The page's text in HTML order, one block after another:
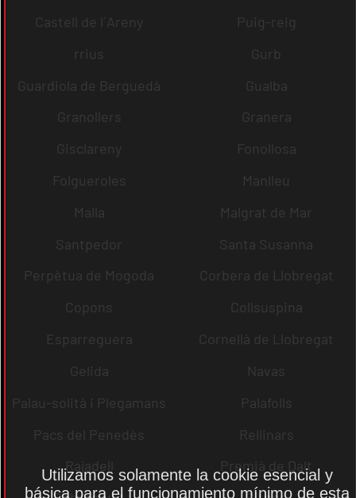
Castell de l´Areny
Puig-reig
rrius
Gurb
Guardiola de Berguedà
Gualba
Granollers
Granera
Gisclareny
Fonollosa
Folgueroles
Manlleu
Malla
Malgrat de Mar
Santpedor
Santa Susanna
Perpètua de Mogoda
Corbera de Llobregat
Copons
Collsuspina
Esparreguera
Cornellà de Llobregat
Gelida
Navas
Palau-solità i Plegamans
Palafolls
Pacs del Penedès
Rellinars
Rajadell
Premià de Dalt
Utilizamos solamente la cookie esencial y
básica para el funcionamiento mínimo de esta